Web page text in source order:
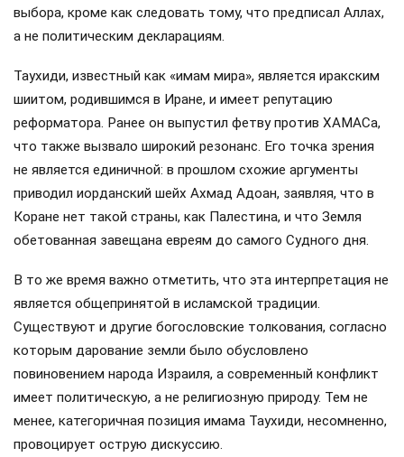
выбора, кроме как следовать тому, что предписал Аллах,
а не политическим декларациям.
Таухиди, известный как «имам мира», является иракским
шиитом, родившимся в Иране, и имеет репутацию
реформатора. Ранее он выпустил фетву против ХАМАСа,
что также вызвало широкий резонанс. Его точка зрения
не является единичной: в прошлом схожие аргументы
приводил иорданский шейх Ахмад Адоан, заявляя, что в
Коране нет такой страны, как Палестина, и что Земля
обетованная завещана евреям до самого Судного дня.
В то же время важно отметить, что эта интерпретация не
является общепринятой в исламской традиции.
Существуют и другие богословские толкования, согласно
которым дарование земли было обусловлено
повиновением народа Израиля, а современный конфликт
имеет политическую, а не религиозную природу. Тем не
менее, категоричная позиция имама Таухиди, несомненно,
провоцирует острую дискуссию.